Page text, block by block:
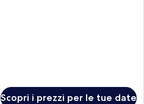
Scopri i prezzi per le tue date